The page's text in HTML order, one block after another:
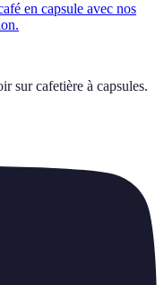
en capsule avec nos
sur cafetière à capsules.